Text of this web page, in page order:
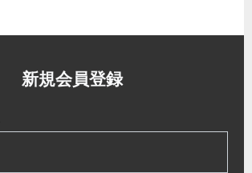
新規会員登録